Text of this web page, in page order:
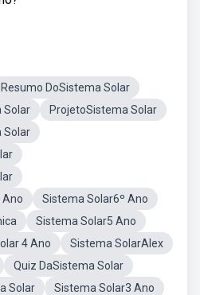
Resumo DoSistema Solar
Solar
ProjetoSistema Solar
Solar
Ano
Sistema Solar6º Ano
Sistema Solar5 Ano
4 Ano
Sistema SolarAlex
Quiz DaSistema Solar
Solar
Sistema Solar3 Ano